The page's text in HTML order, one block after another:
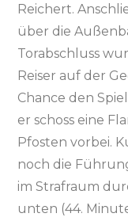
Reichert.
über die
Torabschluss
Reiser auf der
Chance den
er schoss eine
Pfosten vorbei.
noch die
im Strafraum
unten (44.